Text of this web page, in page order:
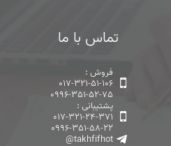
تماس با ما
فروش :
017-321-51-106
0996-351-52-75
پشتیبانی :
017-321-24-371
0996-351-58-22
@takhfifhot